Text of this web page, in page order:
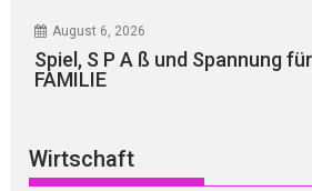
August 6, 2026
Spiel, S P A ß und Spannung
FAMILIE
Wirtschaft